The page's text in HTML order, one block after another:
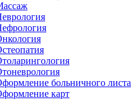
больничного листа
карт